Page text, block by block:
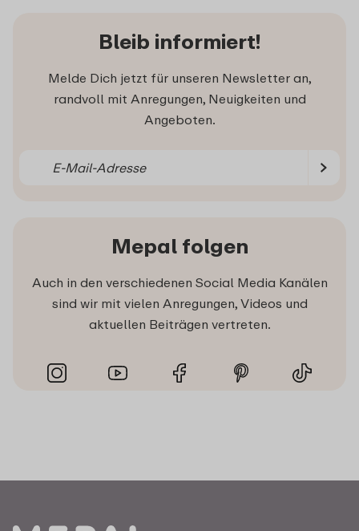
Bleib informiert!
Melde Dich jetzt für unseren Newsletter an,
randvoll mit Anregungen, Neuigkeiten und
Angeboten.
Mepal folgen
Auch in den verschiedenen Social Media Kanälen
sind wir mit vielen Anregungen, Videos und
aktuellen Beiträgen vertreten.